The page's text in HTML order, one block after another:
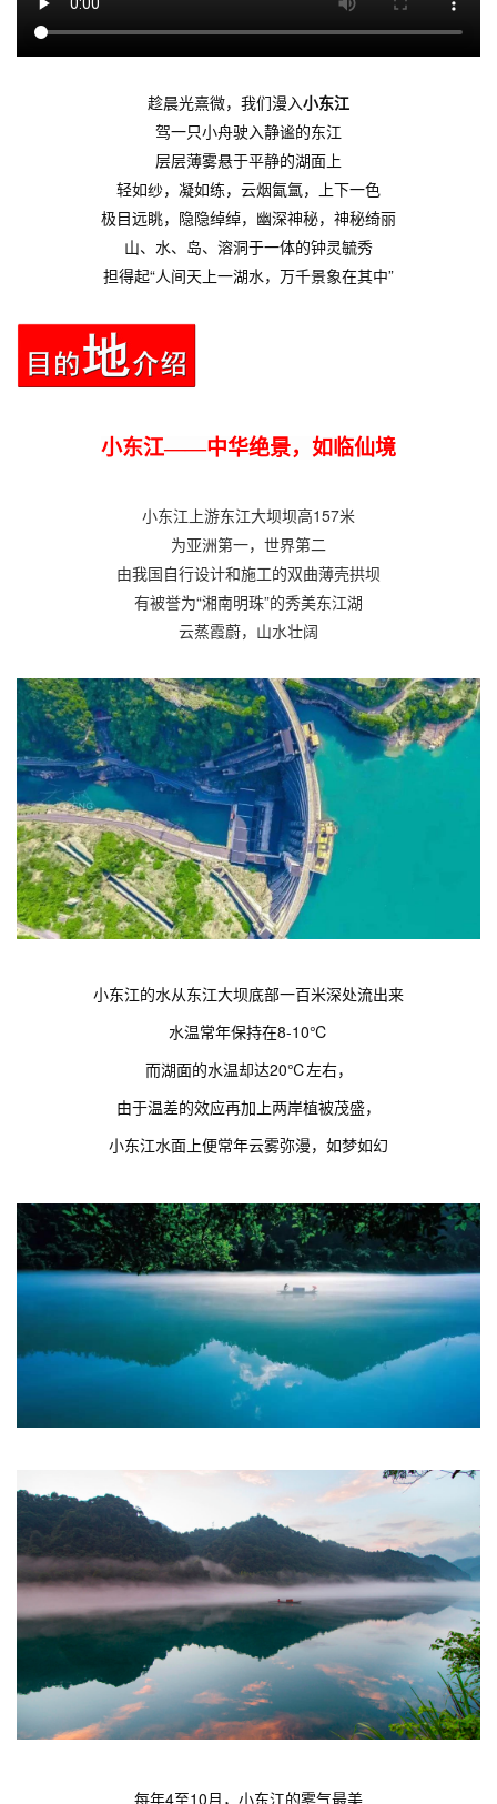
趁晨光熹微，我们漫入小东江
驾一只小舟驶入静谧的东江
层层薄雾悬于平静的湖面上
轻如纱，凝如练，云烟氤氲，上下一色
极目远眺，隐隐绰绰，幽深神秘，神秘绮丽
山、水、岛、溶洞于一体的钟灵毓秀
担得起“人间天上一湖水，万千景象在其中”
小东江——中华绝景，如临仙境
小东江上游东江大坝坝高157米
为亚洲第一，世界第二
由我国自行设计和施工的双曲薄壳拱坝
有被誉为“湘南明珠”的秀美东江湖
云蒸霞蔚，山水壮阔
小东江的水从东江大坝底部一百米深处流出来
水温常年保持在8-10℃
而湖面的水温却达20℃左右，
由于温差的效应再加上两岸植被茂盛，
小东江水面上便常年云雾弥漫，如梦如幻
每年4至10月，小东江的雾气最美